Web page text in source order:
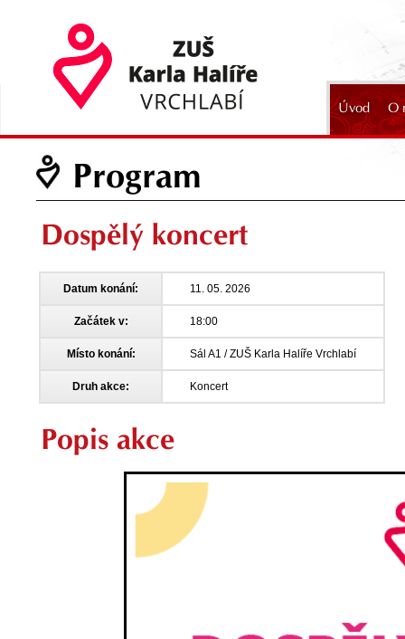
Úvod O
Program
Dospělý koncert
Datum konání: 11. 05. 2026
Začátek v: 18:00
Místo konání: Sál A1 / ZUŠ Karla Halíře Vrchlabí
Druh akce: Koncert
Popis akce